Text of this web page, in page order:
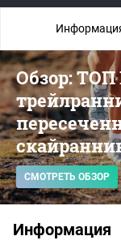
Обзор: ТОП
СМОТРЕТЬ ОБЗОР
Информация